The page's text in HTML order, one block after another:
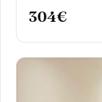
304€